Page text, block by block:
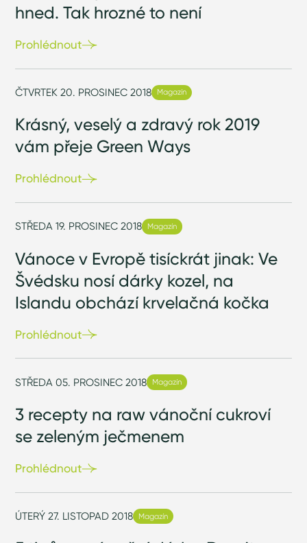
hned. Tak hrozné to není
Prohlédnout
ČTVRTEK 20. PROSINEC 2018 Magazín
Krásný, veselý a zdravý rok 2019
vám přeje Green Ways
Prohlédnout
STŘEDA 19. PROSINEC 2018 Magazín
Vánoce v Evropě tisíckrát jinak: Ve
Švédsku nosí dárky kozel, na
Islandu obchází krvelačná kočka
Prohlédnout
STŘEDA 05. PROSINEC 2018 Magazín
3 recepty na raw vánoční cukroví
se zeleným ječmenem
Prohlédnout
ÚTERÝ 27. LISTOPAD 2018 Magazín